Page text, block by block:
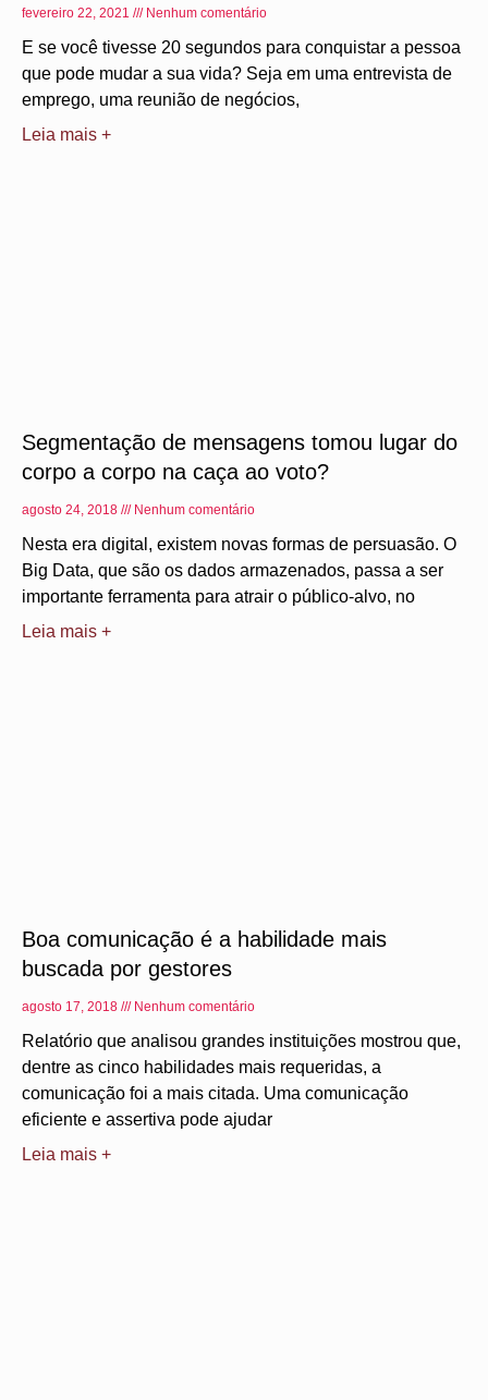
fevereiro 22, 2021 Nenhum comentário
E se você tivesse 20 segundos para conquistar a pessoa
que pode mudar a sua vida? Seja em uma entrevista de
emprego, uma reunião de negócios,
Leia mais +
Segmentação de mensagens tomou lugar do
corpo a corpo na caça ao voto?
agosto 24, 2018 Nenhum comentário
Nesta era digital, existem novas formas de persuasão. O
Big Data, que são os dados armazenados, passa a ser
importante ferramenta para atrair o público-alvo, no
Leia mais +
Boa comunicação é a habilidade mais
buscada por gestores
agosto 17, 2018 Nenhum comentário
Relatório que analisou grandes instituições mostrou que,
dentre as cinco habilidades mais requeridas, a
comunicação foi a mais citada. Uma comunicação
eficiente e assertiva pode ajudar
Leia mais +